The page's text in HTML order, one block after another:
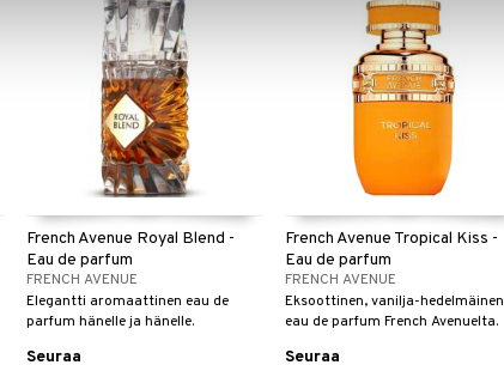
French Avenue Royal Blend -
Eau de parfum
FRENCH AVENUE
Elegantti aromaattinen eau de
parfum hänelle ja hänelle.
Seuraa
French Avenue Tropical Kiss -
Eau de parfum
FRENCH AVENUE
Eksoottinen, vanilja-hedelmäinen
eau de parfum French Avenuelta.
Seuraa